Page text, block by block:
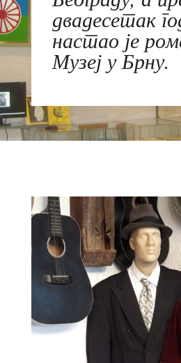
двадесетак
настао је
Музеј у Брну.